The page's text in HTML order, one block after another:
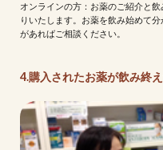
オンラインの方：お薬のご紹介と
りいたします。お薬を飲み始めて
があればご相談ください。
4.購入されたお薬が飲み終